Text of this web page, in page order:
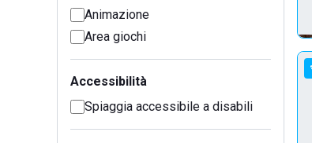
Animazione
Area giochi
Accessibilità
Spiaggia accessibile a disabili